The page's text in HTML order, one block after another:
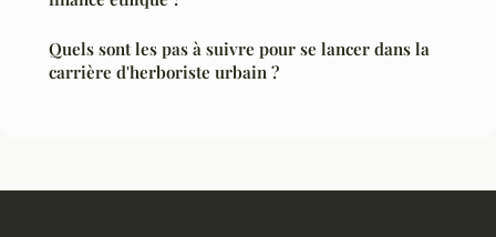
Quels sont les pas à suivre pour se lancer dans la
carrière d'herboriste urbain ?